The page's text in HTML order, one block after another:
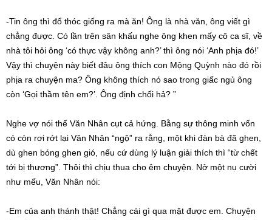
-Tin ông thì đổ thóc giống ra mà ăn! Ông là nhà văn, ông viết gì
chẳng được. Có lần trên sân khấu nghe ông khen mấy cô ca sĩ, về
nhà tôi hỏi ông ‘có thực vậy không anh?’ thì ông nói ‘Anh phịa đó!’
Vậy thì chuyện này biết đâu ông thích con Mộng Quỳnh nào đó rồi
phịa ra chuyện ma? Ông không thích nó sao trong giấc ngủ ông
còn ‘Gọi thầm tên em?’. Ông định chối hả? ”
Nghe vợ nói thế Văn Nhân cụt cả hứng. Bằng sự thông minh vốn
có còn rơi rớt lại Văn Nhân “ngộ” ra rằng, một khi đàn bà đã ghen,
dù ghen bóng ghen gió, nếu cứ dùng lý luận giải thích thì “từ chết
tới bị thương”. Thôi thì chịu thua cho êm chuyện. Nở một nụ cười
như mếu, Văn Nhân nói:
-Em của anh thánh thật! Chẳng cái gì qua mặt được em. Chuyện